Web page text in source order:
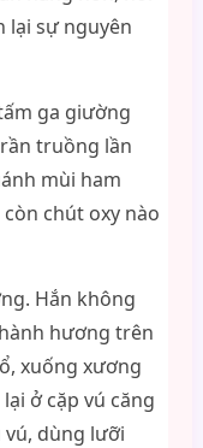
lại sự nguyên
ga giường
truồng lần
mùi ham
chút oxy nào
Hắn không
hương trên
xuống xương
ở cặp vú căng
dùng lưỡi